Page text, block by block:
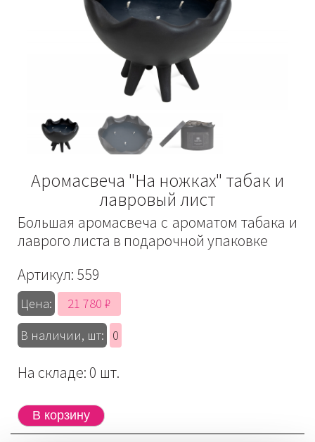
Аромасвеча "На ножках" табак и
лавровый лист
Большая аромасвеча с ароматом табака и
лаврого листа в подарочной упаковке
Артикул: 559
Цена:
21 780 ₽
В наличии, шт:
0
На складе: 0 шт.